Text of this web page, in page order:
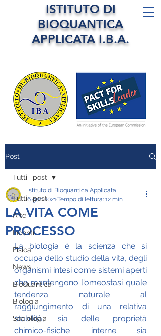
ISTITUTO DI
BIOQUANTICA
APPLICATA I.B.A.
Post
Tutti i post
Arte
Incontri
Fisica
News
BioQuantica
Biologia
Sociologia
Tutti i post
LA VITA COME
PROCESSO
Istituto di Bioquantica Applicata
6 gen 2021Tempo di lettura: 12 min
La biologia è la scienza che si
occupa dello studio della vita, degli
organismi intesi come sistemi aperti
che mantengono l'omeostasi quale
tendenza naturale al
raggiungimento di una relativa
stabilità, sia delle proprietà
chimico-fisiche interne sia